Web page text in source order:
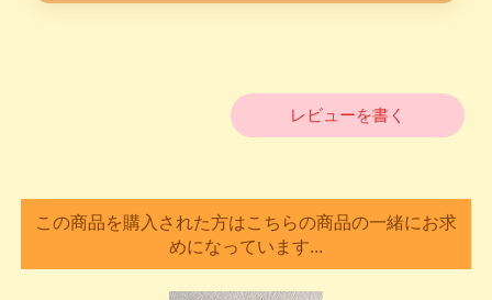
レビューを書く
この商品を購入された方はこちらの商品の一緒にお求
めになっています...